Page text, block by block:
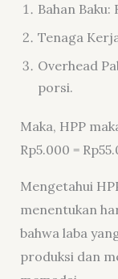
Bahan
Tenaga
Overhead
porsi.
Maka, HPP
Rp5.000 =
Mengetahui
menentukan
bahwa laba
produksi dan